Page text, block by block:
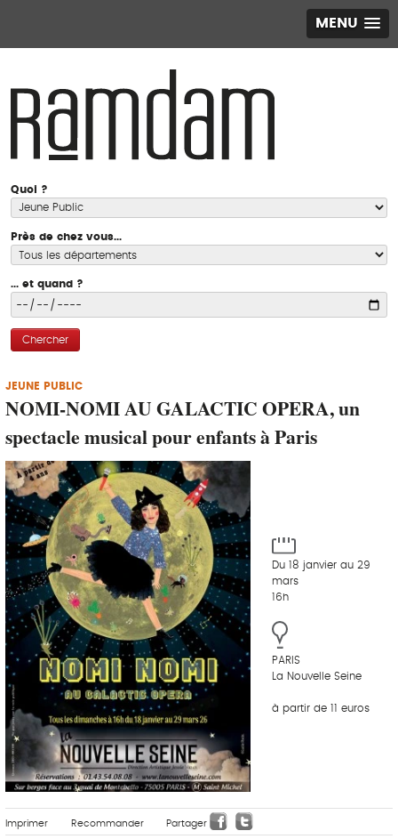
MENU
Quoi ?
Près de chez vous...
... et quand ?
Chercher
JEUNE PUBLIC
NOMI-NOMI AU GALACTIC OPERA, un
spectacle musical pour enfants à Paris
Du 18 janvier au 29
mars
16h
PARIS
La Nouvelle Seine
à partir de 11 euros
Imprimer Recommander Partager